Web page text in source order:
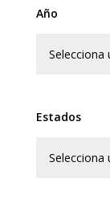
Año
Estados